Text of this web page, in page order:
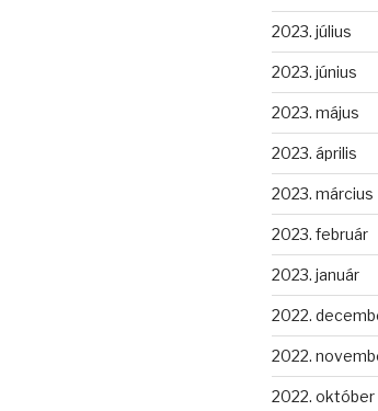
2023. július
2023. június
2023. május
2023. április
2023. március
2023. február
2023. január
2022.
2022.
2022. október